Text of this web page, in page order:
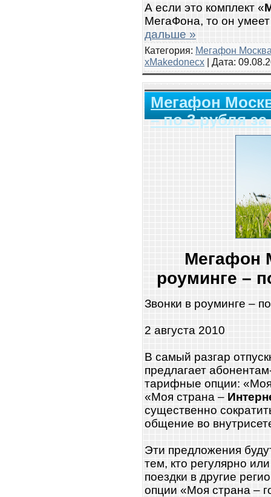
А если это комплект «
МегаФона, то он
дальше »
Категория: Мегафон
xMakedonecx | Дата:
Мегафон
– по 3 рубля
Мегафон
роуминге –
Звонки в роуминге –
2 августа 2010
В самый разгар
предлагает
тарифные опции: «Моя
«Моя страна –
существенно
общение во
Эти предложения
тем, кто регулярно
поездки в другие
опции «Моя страна –